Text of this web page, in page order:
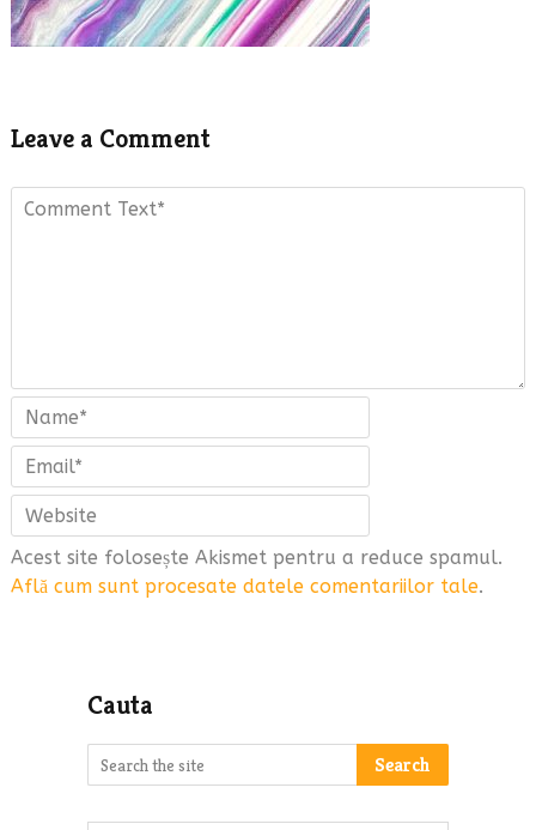
Leave a Comment
Acest site folosește Akismet pentru a reduce spamul.
Află cum sunt procesate datele comentariilor tale.
Cauta
Search